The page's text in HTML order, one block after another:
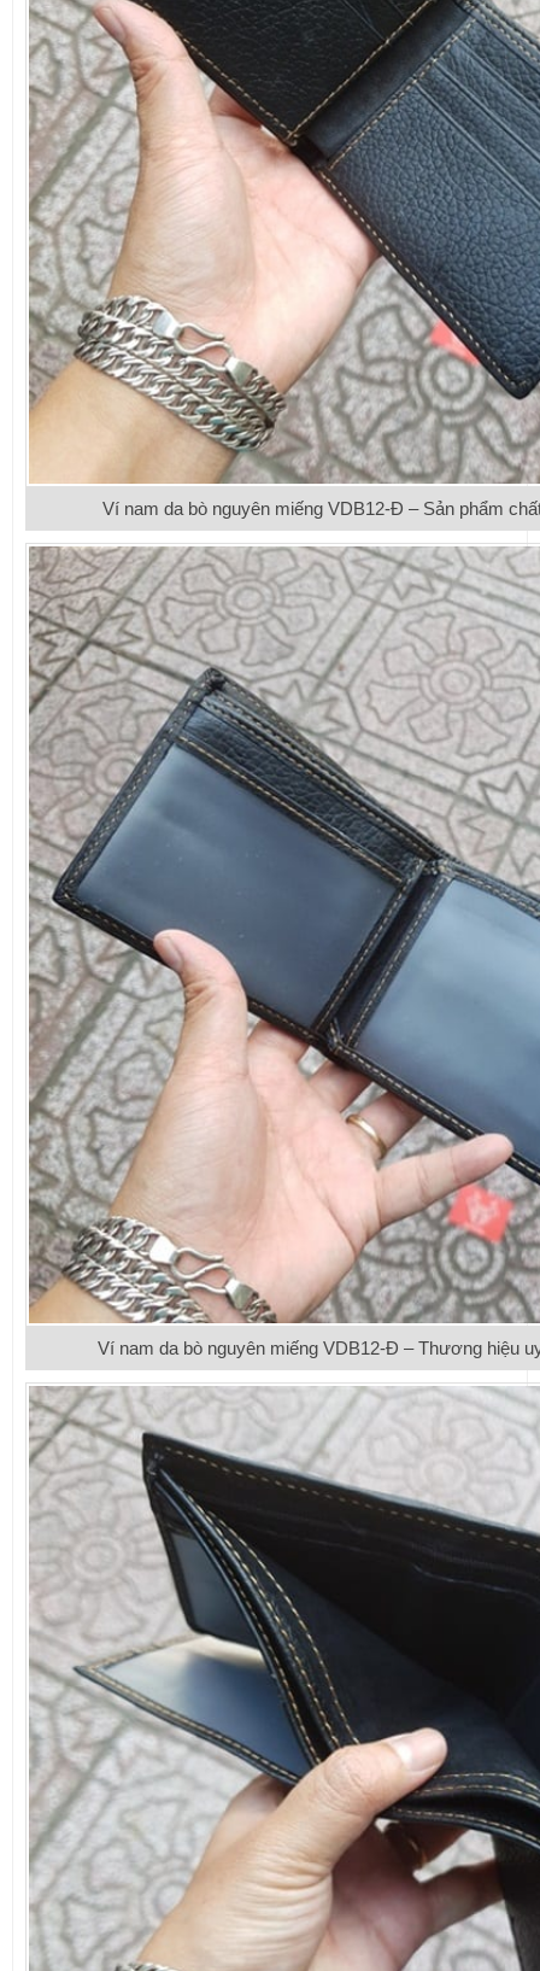
Ví nam da bò nguyên miếng VDB12-Đ – Sản phẩm
Ví nam da bò nguyên miếng VDB12-Đ – Thương hiệu